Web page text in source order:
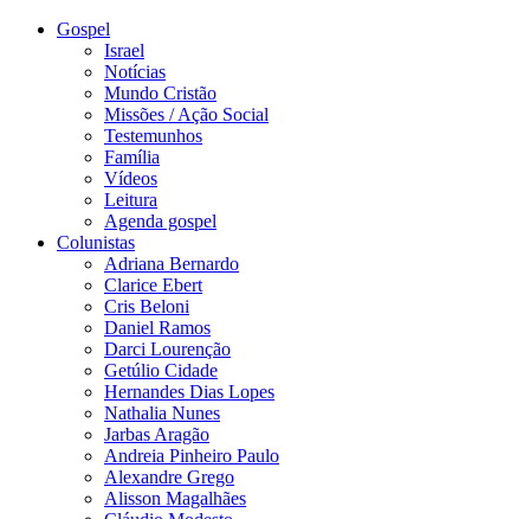
Gospel
Israel
Notícias
Mundo Cristão
Missões / Ação Social
Testemunhos
Família
Vídeos
Leitura
Agenda gospel
Colunistas
Adriana Bernardo
Clarice Ebert
Cris Beloni
Daniel Ramos
Darci Lourenção
Getúlio Cidade
Hernandes Dias Lopes
Nathalia Nunes
Jarbas Aragão
Andreia Pinheiro Paulo
Alexandre Grego
Alisson Magalhães